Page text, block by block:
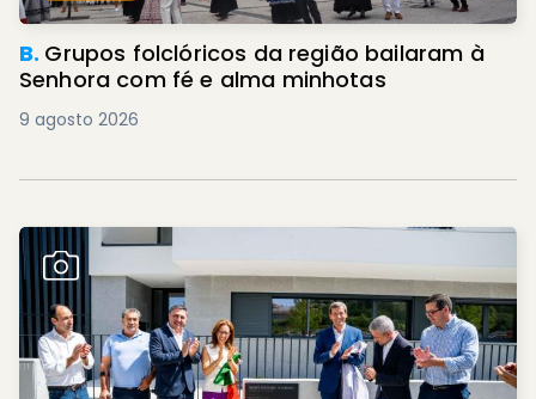
B. Grupos folclóricos da região bailaram à
Senhora com fé e alma minhotas
9 agosto 2026